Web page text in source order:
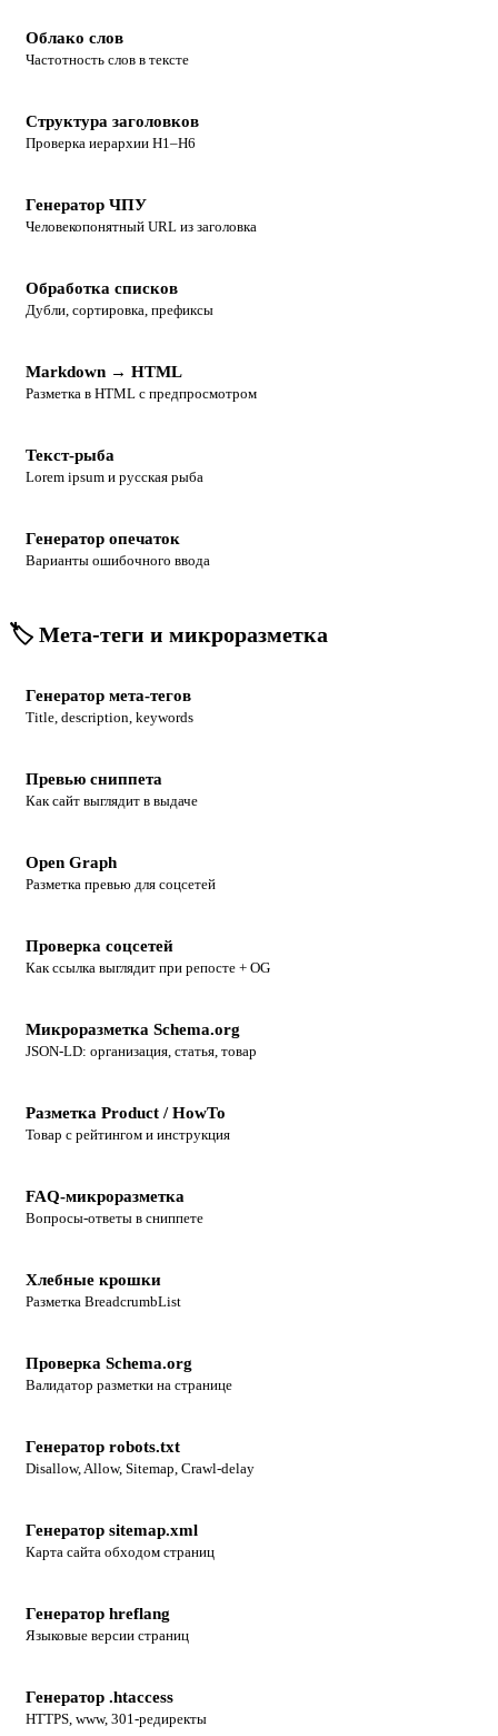
Облако слов
Частотность слов в тексте
Структура заголовков
Проверка иерархии H1–H6
Генератор ЧПУ
Человекопонятный URL из заголовка
Обработка списков
Дубли, сортировка, префиксы
Markdown → HTML
Разметка в HTML с предпросмотром
Текст-рыба
Lorem ipsum и русская рыба
Генератор опечаток
Варианты ошибочного ввода
🏷 Мета-теги и микроразметка
Генератор мета-тегов
Title, description, keywords
Превью сниппета
Как сайт выглядит в выдаче
Open Graph
Разметка превью для соцсетей
Проверка соцсетей
Как ссылка выглядит при репосте + OG
Микроразметка Schema.org
JSON-LD: организация, статья, товар
Разметка Product / HowTo
Товар с рейтингом и инструкция
FAQ-микроразметка
Вопросы-ответы в сниппете
Хлебные крошки
Разметка BreadcrumbList
Проверка Schema.org
Валидатор разметки на странице
Генератор robots.txt
Disallow, Allow, Sitemap, Crawl-delay
Генератор sitemap.xml
Карта сайта обходом страниц
Генератор hreflang
Языковые версии страниц
Генератор .htaccess
HTTPS, www, 301-редиректы